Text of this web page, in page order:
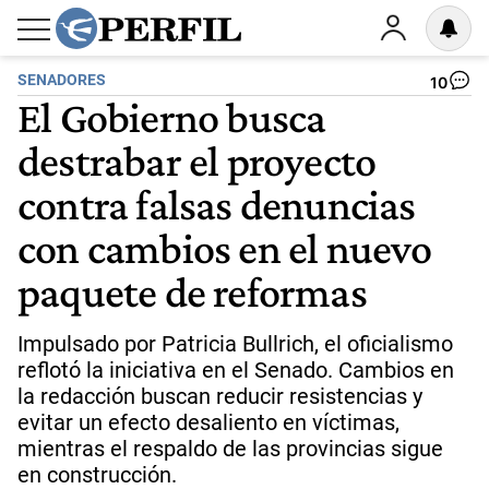
SENADORES 10
El Gobierno busca
destrabar el proyecto
contra falsas denuncias
con cambios en el nuevo
paquete de reformas
Impulsado por Patricia Bullrich, el oficialismo
reflotó la iniciativa en el Senado. Cambios en
la redacción buscan reducir resistencias y
evitar un efecto desaliento en víctimas,
mientras el respaldo de las provincias sigue
en construcción.